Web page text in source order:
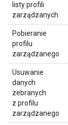
listy profili
zarządzanych
Pobieranie
profilu
zarządzanego
Usuwanie
danych
zebranych
z profilu
zarządzanego